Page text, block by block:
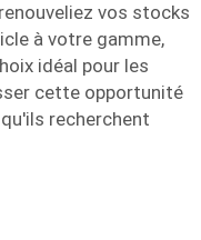
vos stocks
à votre gamme,
idéal pour les
cette opportunité
recherchent